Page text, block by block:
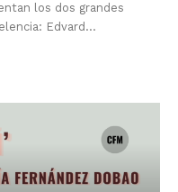
los dos grandes
Edvard...